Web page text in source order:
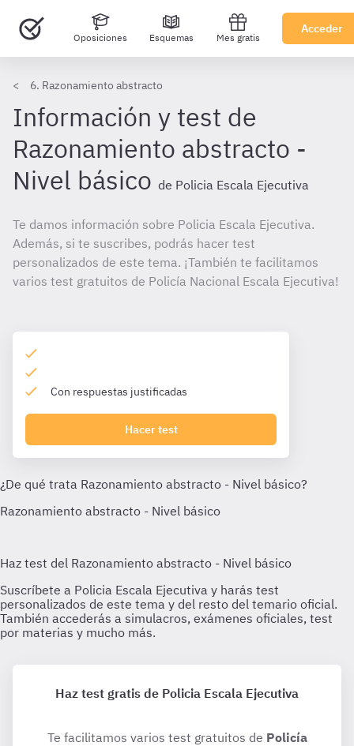
Oposiciones Esquemas Mes gratis
Acceder
6. Razonamiento abstracto
Información y test de
Razonamiento abstracto -
Nivel básico de Policia Escala Ejecutiva
Te damos información sobre Policia Escala Ejecutiva.
Además, si te suscribes, podrás hacer test
personalizados de este tema. ¡También te facilitamos
varios test gratuitos de Policía Nacional Escala Ejecutiva!
Con respuestas justificadas
Hacer test
Haz test gratis de Policia Escala Ejecutiva
Te facilitamos varios test gratuitos de Policía